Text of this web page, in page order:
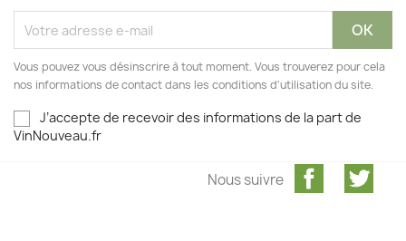
Vous pouvez vous désinscrire à tout moment. Vous trouverez pour cela
nos informations de contact dans les conditions d'utilisation du site.
J’accepte de recevoir des informations de la part de
VinNouveau.fr
Facebook
Nous suivre